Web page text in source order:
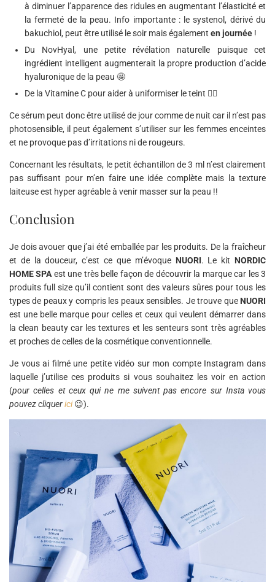
à diminuer l’apparence des ridules en augmentant l’élasticité et
la fermeté de la peau. Info importante : le systenol, dérivé du
bakuchiol, peut être utilisé le soir mais également en journée !
Du NovHyal, une petite révélation naturelle puisque cet
ingrédient intelligent augmenterait la propre production d’acide
hyaluronique de la peau 🤩
De la Vitamine C pour aider à uniformiser le teint 👍🏽
Ce sérum peut donc être utilisé de jour comme de nuit car il n’est pas
photosensible, il peut également s’utiliser sur les femmes enceintes
et ne provoque pas d’irritations ni de rougeurs.
Concernant les résultats, le petit échantillon de 3 ml n’est clairement
pas suffisant pour m’en faire une idée complète mais la texture
laiteuse est hyper agréable à venir masser sur la peau !!
Conclusion
Je dois avouer que j’ai été emballée par les produits. De la fraîcheur
et de la douceur, c’est ce que m’évoque NUORI. Le kit NORDIC
HOME SPA est une très belle façon de découvrir la marque car les 3
produits full size qu’il contient sont des valeurs sûres pour tous les
types de peaux y compris les peaux sensibles. Je trouve que NUORI
est une belle marque pour celles et ceux qui veulent démarrer dans
la clean beauty car les textures et les senteurs sont très agréables
et proches de celles de la cosmétique conventionnelle.
Je vous ai filmé une petite vidéo sur mon compte Instagram dans
laquelle j’utilise ces produits si vous souhaitez les voir en action
(pour celles et ceux qui ne me suivent pas encore sur Insta vous
pouvez cliquerici 😉).